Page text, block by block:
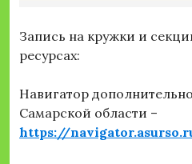
Запись на кружки и
ресурсах:
Навигатор
Самарской области –
https://